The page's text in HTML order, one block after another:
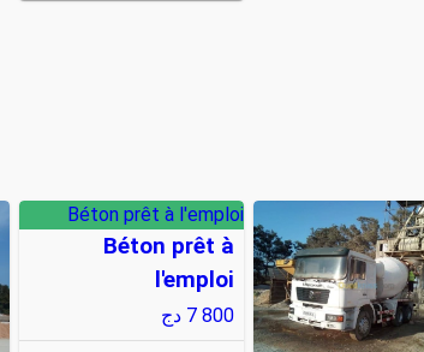
Béton prêt à l'emploi
Béton prêt à
l'emploi
7 800 دج